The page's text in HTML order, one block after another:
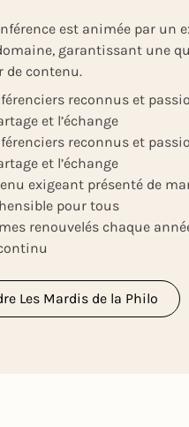
est animée par un
garantissant une
de contenu.
reconnus et
et l’échange
reconnus et
et l’échange
exigeant présenté de
pour tous
renouvelés chaque
Les Mardis de la Philo